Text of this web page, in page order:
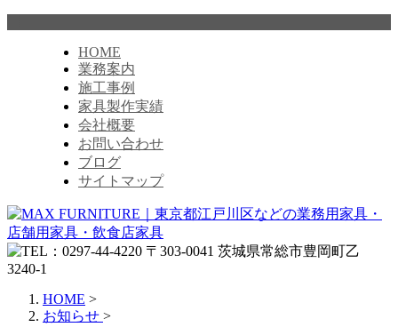
HOME
業務案内
施工事例
家具製作実績
会社概要
お問い合わせ
ブログ
サイトマップ
HOME >
お知らせ >